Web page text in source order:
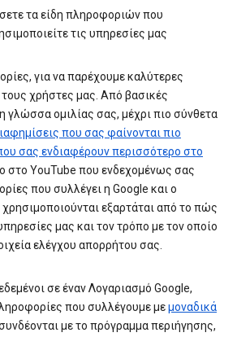
τα είδη πληροφοριών που
τις υπηρεσίες μας
για να παρέχουμε καλύτερες
χρήστες μας. Από βασικές
ομιλίας σας, μέχρι πιο σύνθετα
που σας φαίνονται πιο
σας ενδιαφέρουν περισσότερο στο
στο YouTube που ενδεχομένως σας
που συλλέγει η Google και ο
εξαρτάται από το πώς
μας και τον τρόπο με τον οποίο
ελέγχου απορρήτου σας.
σε έναν Λογαριασμό Google,
που συλλέγουμε μεμοναδικά
με το πρόγραμμα περιήγησης,